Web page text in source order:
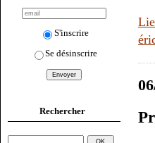
S'inscrire
Se désinscrire
Rechercher